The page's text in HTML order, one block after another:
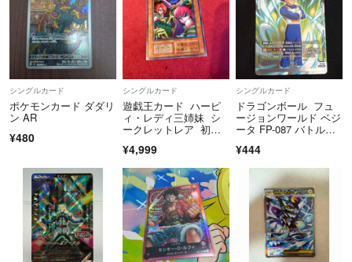
シングルカード
ポケモンカード ダダリ
ン AR
¥480
シングルカード
遊戯王カード ハーピ
ィ・レディ三姉妹 シ
ークレットレア 初
ピィレディ三姉妹#初
期遊戯王#遊戯王
¥4,999
シングルカード
ドラゴンボール フュ
ージョンワールド ベジ
ータ FP-087 バトルパ
¥444